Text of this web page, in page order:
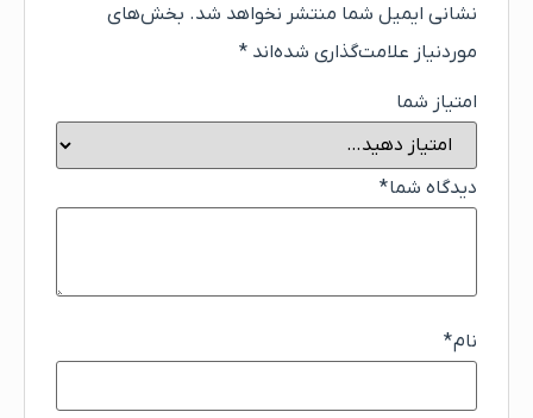
نشانی ایمیل شما منتشر نخواهد شد. بخش‌های
موردنیاز علامت‌گذاری شده‌اند *
امتیاز شما
دیدگاه شما*
نام*